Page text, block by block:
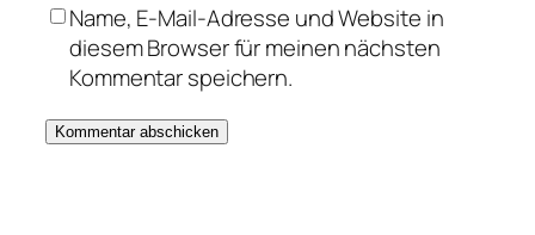
Name, E-Mail-Adresse und Website in
diesem Browser für meinen nächsten
Kommentar speichern.